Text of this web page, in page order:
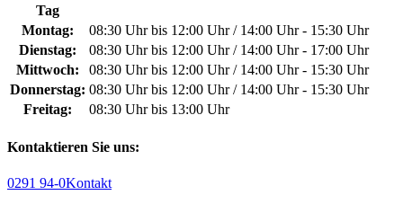
Tag
Montag:
08:30 Uhr bis 12:00 Uhr / 14:00 Uhr - 15:30 Uhr
Dienstag:
08:30 Uhr bis 12:00 Uhr / 14:00 Uhr - 17:00 Uhr
Mittwoch:
08:30 Uhr bis 12:00 Uhr / 14:00 Uhr - 15:30 Uhr
Donnerstag: 08:30 Uhr bis 12:00 Uhr / 14:00 Uhr - 15:30 Uhr
Freitag:
08:30 Uhr bis 13:00 Uhr
Kontaktieren Sie uns:
0291 94-0Kontakt